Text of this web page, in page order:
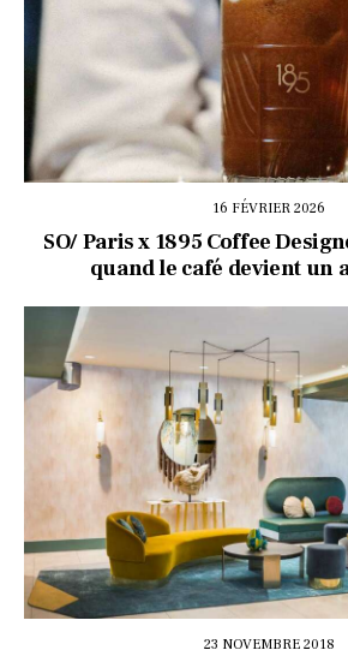
16 FÉVRIER 2026
SO/ Paris x 1895 Coffee
quand le café devient un
23 NOVEMBRE 2018